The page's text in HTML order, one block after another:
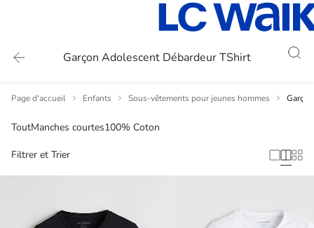
Garçon Adolescent Débardeur TShirt
Page d'accueil Enfants Sous-vêtements pour jeunes hommes
ToutManches courtes100% Coton
Filtrer et Trier